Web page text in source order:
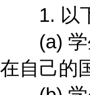
1. 以下
(a) 学生
在自己的